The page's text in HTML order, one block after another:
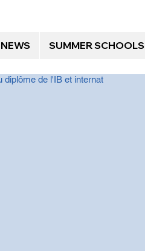
NEWS SUMMER SCHOOLS
de l'IB et internat